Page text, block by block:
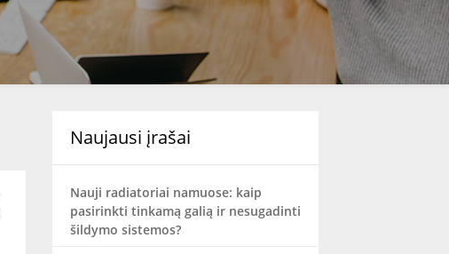
Naujausi įrašai
Nauji radiatoriai namuose: kaip
pasirinkti tinkamą galią ir nesugadinti
šildymo sistemos?